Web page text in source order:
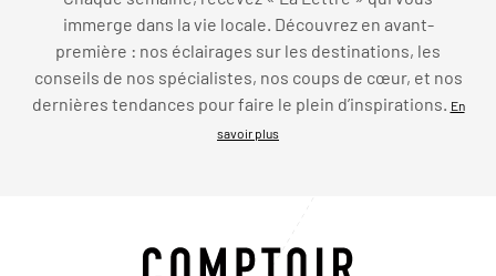
immerge dans la vie locale. Découvrez en avant-
première : nos éclairages sur les destinations, les
conseils de nos spécialistes, nos coups de cœur, et nos
dernières tendances pour faire le plein d’inspirations.
En
savoir plus